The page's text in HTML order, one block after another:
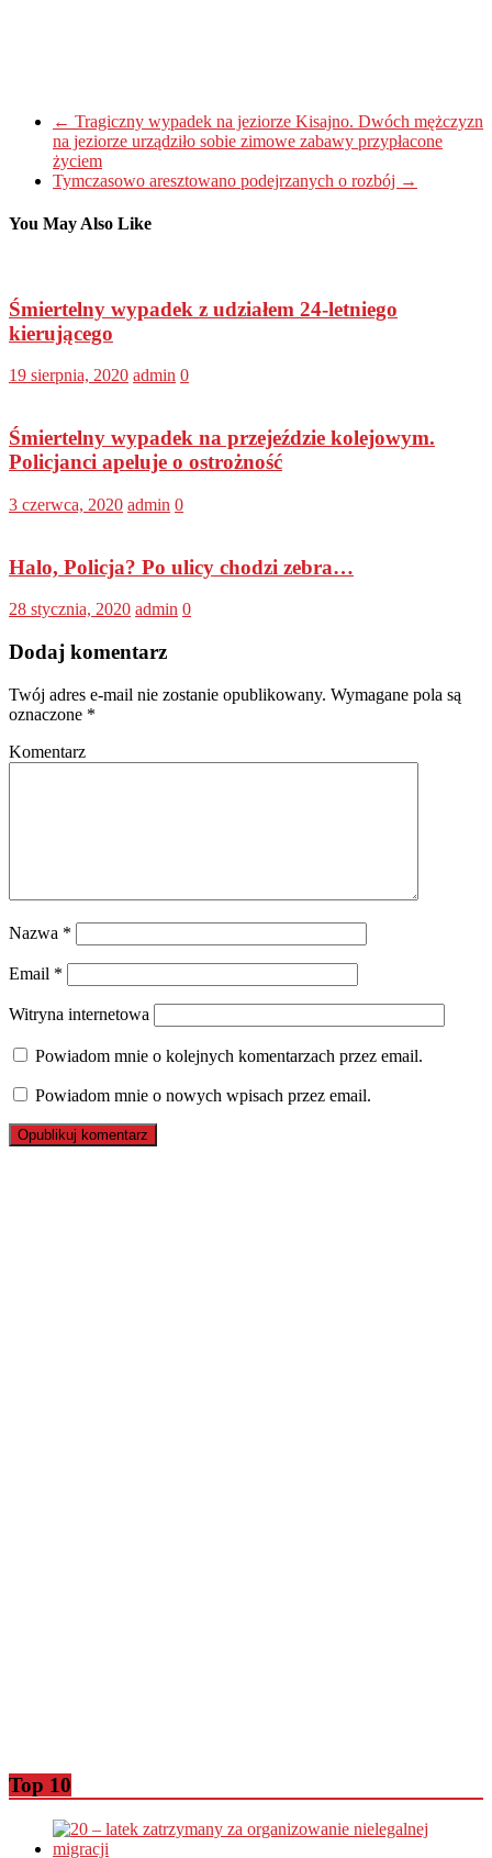
← Tragiczny wypadek na jeziorze Kisajno. Dwóch mężczyzn
na jeziorze urządziło sobie zimowe zabawy przypłacone
życiem
Tymczasowo aresztowano podejrzanych o rozbój →
You May Also Like
Śmiertelny wypadek z udziałem 24-letniego
kierującego
19 sierpnia, 2020 admin 0
Śmiertelny wypadek na przejeździe kolejowym.
Policjanci apeluje o ostrożność
3 czerwca, 2020 admin 0
Halo, Policja? Po ulicy chodzi zebra…
28 stycznia, 2020 admin 0
Dodaj komentarz
Twój adres e-mail nie zostanie opublikowany. Wymagane pola są
oznaczone *
Komentarz
Nazwa *
Email *
Witryna internetowa
Powiadom mnie o kolejnych komentarzach przez email.
Powiadom mnie o nowych wpisach przez email.
Top 10